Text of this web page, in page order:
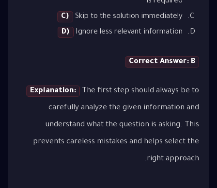
C)
Skip to the solution immediately
D)
Ignore less relevant information
Correct Answer: B
Explanation: The first step should always be to
carefully analyze the given information and
understand what the question is asking. This
prevents careless mistakes and helps select the
right approach.